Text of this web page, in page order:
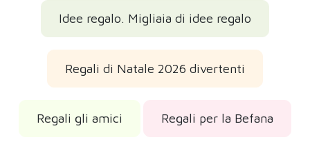
Idee regalo. Migliaia di idee regalo
Regali di Natale 2026 divertenti
Regali gli amici Regali per la Befana